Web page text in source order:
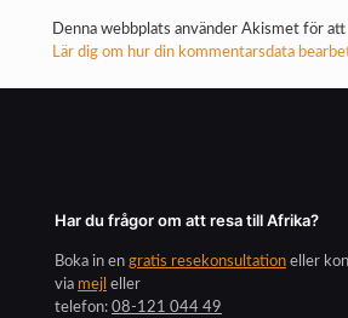
Denna webbplats använder Akismet för
Lär dig om hur din kommentarsdata
Har du frågor om att resa till Afrika?
Boka in en gratis resekonsultation eller
via mejl eller
telefon: 08-121 044 49